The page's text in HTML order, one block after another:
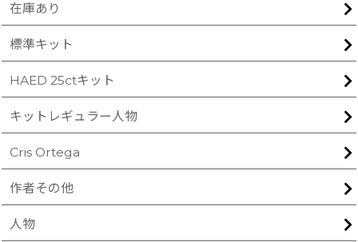
在庫あり
標準キット
HAED 25ctキット
キットレギュラー人物
Cris Ortega
作者その他
人物